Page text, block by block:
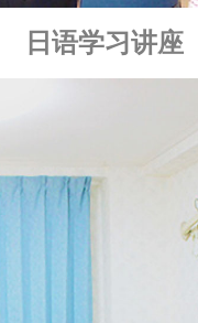
日语学习讲座